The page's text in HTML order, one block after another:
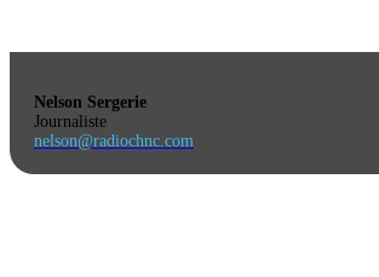
Nelson Sergerie
Journaliste
nelson@radiochnc.com